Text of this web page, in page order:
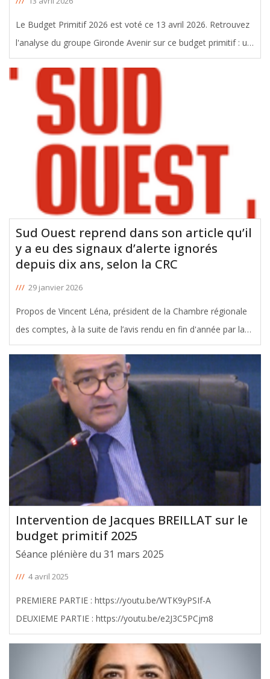
Le Budget Primitif 2026 est voté ce 13 avril 2026. Retrouvez
l'analyse du groupe Gironde Avenir sur ce budget primitif : un
budget sous contrainte et une dette abyssale. Pour
consultez le dossier, cliquez ci-contre : Dossier de presse BP
Sud Ouest reprend dans son article qu’il
y a eu des signaux d’alerte ignorés
depuis dix ans, selon la CRC
/// 29 janvier 2026
Propos de Vincent Léna, président de la Chambre régionale
des comptes, à la suite de l’avis rendu en fin d'année par la
Chambre régionale des comptes (CRC) sur le déficit du
Département […] : « Reste à savoir si la réaction du CD33
n’est pas[ … ]
Intervention de Jacques BREILLAT sur le
budget primitif 2025
Séance plénière du 31 mars 2025
/// 4 avril 2025
PREMIERE PARTIE : https://youtu.be/WTK9yPSIf-A
DEUXIEME PARTIE : https://youtu.be/e2J3C5PCjm8